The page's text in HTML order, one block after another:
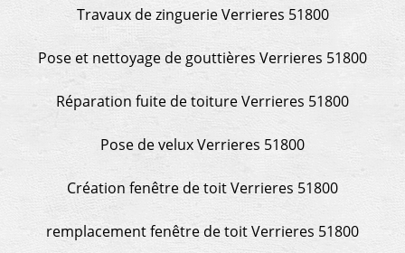
Travaux de zinguerie Verrieres 51800
Pose et nettoyage de gouttières Verrieres 51800
Réparation fuite de toiture Verrieres 51800
Pose de velux Verrieres 51800
Création fenêtre de toit Verrieres 51800
remplacement fenêtre de toit Verrieres 51800